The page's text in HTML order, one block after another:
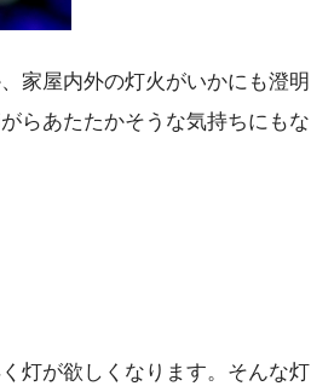
家屋内外の灯火がいかにも澄明
らあたたかそうな気持ちにもな
灯が欲しくなります。そんな灯